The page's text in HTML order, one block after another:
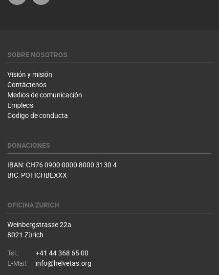
SOBRE NOSOTROS
Visión y misión
Contáctenos
Medios de comunicación
Empleos
Codigo de conducta
DONACIONES
IBAN: CH76 0900 0000 8000 3130 4
BIC: POFICHBEXXX
OFICINA ZURICH
Weinbergstrasse 22a
8021 Zürich
Tel.:
+41 44 368 65 00
E-Mail:
info@helvetas.org